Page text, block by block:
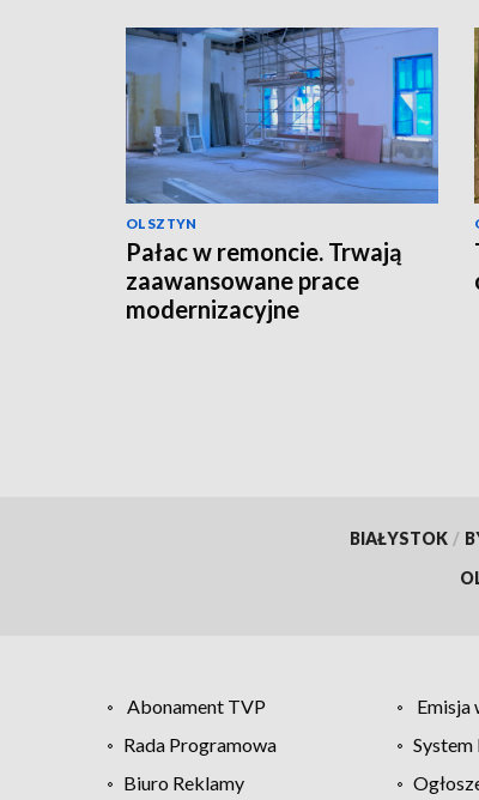
OLSZTYN
Pałac w remoncie. Trwają
zaawansowane prace
modernizacyjne
BIAŁYSTOK /
Abonament TVP Emisja
Rada Programowa
System
Biuro Reklamy